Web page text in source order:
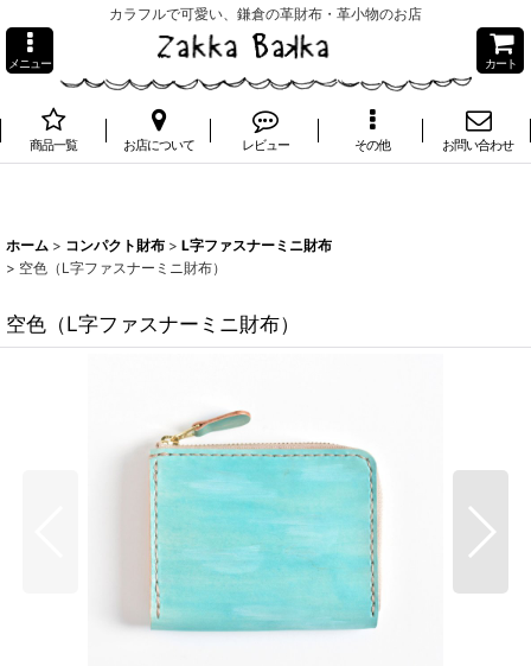
カラフルで可愛い、鎌倉の革財布・革小物のお店
メニュー カート
商品一覧 お店について レビュー その他 お問い合わせ
ホーム > コンパクト財布 > L字ファスナーミニ財布
> 空色（L字ファスナーミニ財布）
空色（L字ファスナーミニ財布）